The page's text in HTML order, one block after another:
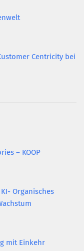
Centricity bei
– KOOP
Organisches
mit Einkehr